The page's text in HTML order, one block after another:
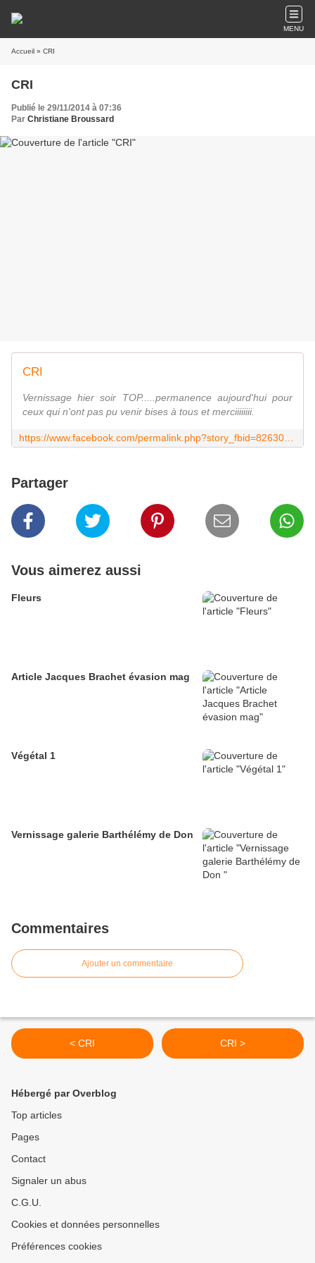
MENU
Accueil » CRI
CRI
Publié le 29/11/2014 à 07:36
Par Christiane Broussard
CRI
Vernissage hier soir TOP.....permanence aujourd'hui pour
ceux qui n'ont pas pu venir bises à tous et merciiiiiiii.
Partager
Vous aimerez aussi
Fleurs
Article Jacques Brachet évasion mag
Végétal 1
Vernissage galerie Barthélémy de Don
Commentaires
Ajouter un commentaire
< CRI CRI >
Hébergé par Overblog
Top articles
Pages
Contact
Signaler un abus
C.G.U.
Cookies et données personnelles
Préférences cookies